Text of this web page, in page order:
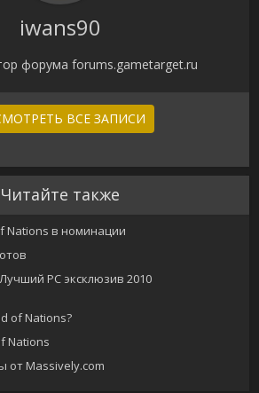
iwans90
форума forums.gametarget.ru
ВСЕ ЗАПИСИ
Читайте также
Nations в номинации
PC эксклюзив 2010
of Nations?
Nations
от Massively.com